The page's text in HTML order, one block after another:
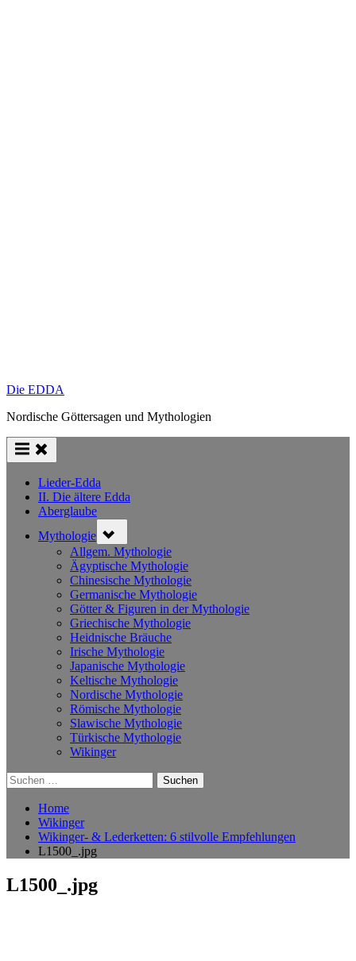
Die EDDA
Nordische Göttersagen und Mythologien
Lieder-Edda
II. Die ältere Edda
Aberglaube
Mythologie sub-
menu
Allgem. Mythologie
Ägyptische Mythologie
Chinesische Mythologie
Germanische Mythologie
Götter & Figuren in der Mythologie
Griechische Mythologie
Heidnische Bräuche
Irische Mythologie
Japanische Mythologie
Keltische Mythologie
Nordische Mythologie
Römische Mythologie
Slawische Mythologie
Türkische Mythologie
Wikinger
Suchen
nach:
Home
Wikinger
Wikinger- & Lederketten: 6 stilvolle Empfehlungen
L1500_.jpg
L1500_.jpg